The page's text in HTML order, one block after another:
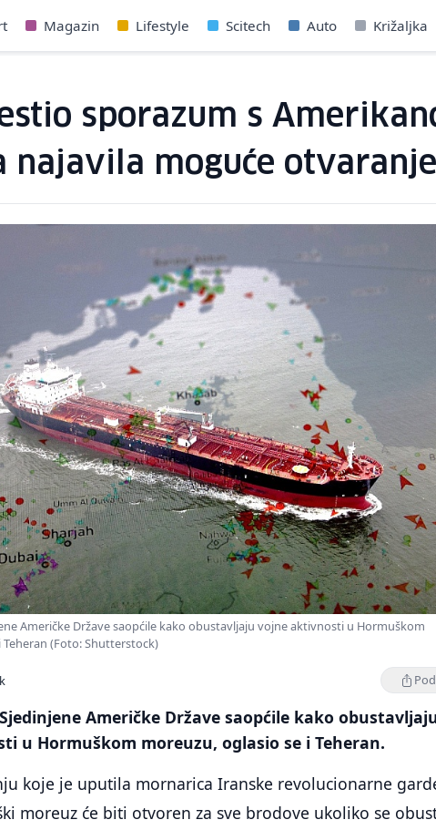
Magazin Lifestyle Scitech Auto Križaljka
sporazum s
najavila moguće
Američke Države saopćile kako obustavljaju vojne aktivnosti u Hormuškom
(Foto: Shutterstock)
Američke Države saopćile kako
u Hormuškom moreuzu, oglasio se i Teheran.
koje je uputila mornarica Iranske revolucionarne
moreuz će biti otvoren za sve brodove ukoliko se